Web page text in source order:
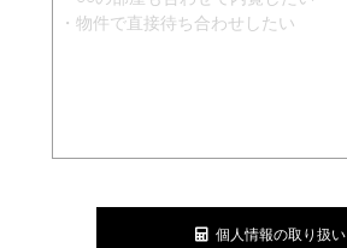
個人情報の取り扱い